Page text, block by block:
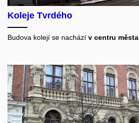
Koleje Tvrdého
Budova kolejí se nachází v centru města